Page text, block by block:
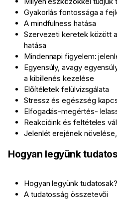
Gyakorlás fontossága a
A mindfulness hatása
Szervezeti keretek között
hatása
Mindennapi figyelem:
Egyensúly, avagy
a kibillenés kezelése
Előítéletek felülvizsgálata
Stressz és egészség
Elfogadás-megértés-
Reakcióink és feltételes
Jelenlét erejének
Hogyan legyünk
Hogyan legyünk tudatosak?
A tudatosság összetevői